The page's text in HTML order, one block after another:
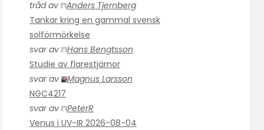
tråd av
Anders Tjernberg
Tankar kring en gammal svensk
solförmörkelse
svar av
Hans Bengtsson
Studie av flarestjärnor
svar av
Magnus Larsson
NGC4217
svar av
PeterR
Venus i UV-IR 2026-08-04